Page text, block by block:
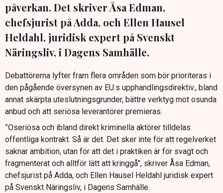
påverkan. Det skriver Åsa Edman,
chefsjurist på Adda, och Ellen Hausel
Heldahl, juridisk expert på Svenskt
Näringsliv, i Dagens Samhälle.
Debattörerna lyfter fram flera områden som bör prioriteras i
den pågående översynen av EU:s upphandlingsdirektiv., bland
annat skärpta uteslutningsgrunder, bättre verktyg mot osunda
anbud och att seriösa leverantörer premieras.
”Oseriösa och ibland direkt kriminella aktörer tilldelas
offentliga kontrakt. Så är det. Det sker inte för att regelverket
saknar ambition, utan för att det i praktiken är för svagt och
fragmenterat och alltför lätt att kringgå”, skriver Åsa Edman,
chefsjurist på Adda, och Ellen Hausel Heldahl juridisk expert
på Svenskt Näringsliv, i Dagens Samhälle.